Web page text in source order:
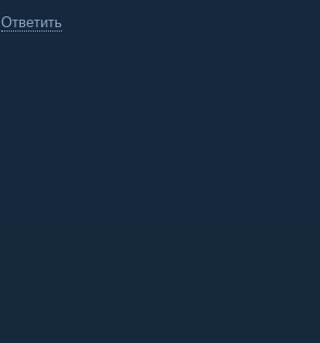
Ответить